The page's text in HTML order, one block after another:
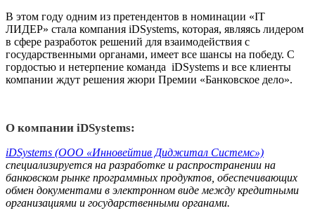
В этом году одним из претендентов в номинации «IT
ЛИДЕР» стала компания iDSystems, которая, являясь лидером
в сфере разработок решений для взаимодействия с
государственными органами, имеет все шансы на победу. С
гордостью и нетерпение команда iDSystems и все клиенты
компании ждут решения жюри Премии «Банковское дело».
О компании iDSystems:
iDSystems (ООО «Инновейтив Диджитал Системс»)
специализируется на разработке и распространении на
банковском рынке программных продуктов, обеспечивающих
обмен документами в электронном виде между кредитными
организациями и государственными органами.